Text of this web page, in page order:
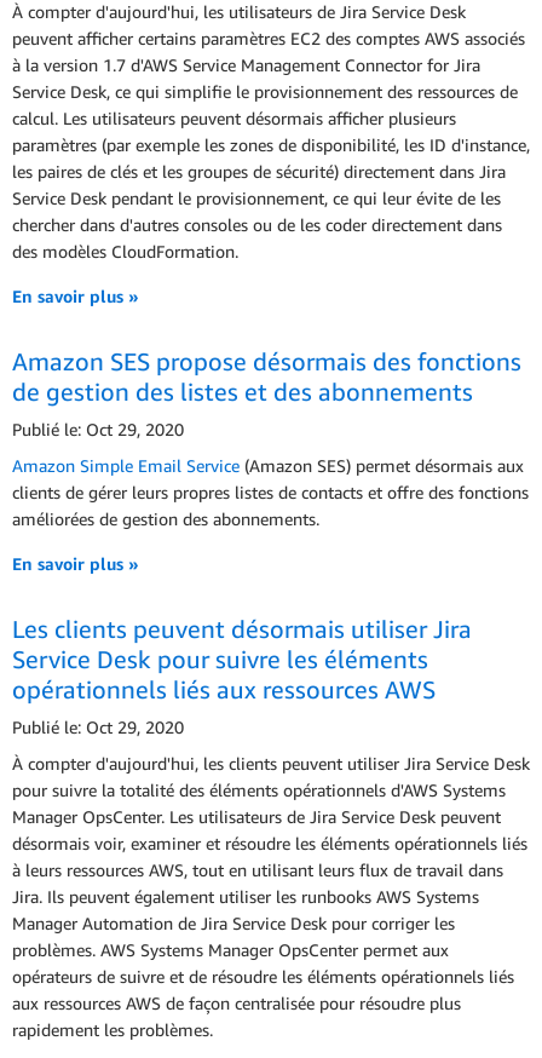
À compter d'aujourd'hui, les utilisateurs de Jira Service Desk
peuvent afficher certains paramètres EC2 des comptes AWS associés
à la version 1.7 d'AWS Service Management Connector for Jira
Service Desk, ce qui simplifie le provisionnement des ressources de
calcul. Les utilisateurs peuvent désormais afficher plusieurs
paramètres (par exemple les zones de disponibilité, les ID d'instance,
les paires de clés et les groupes de sécurité) directement dans Jira
Service Desk pendant le provisionnement, ce qui leur évite de les
chercher dans d'autres consoles ou de les coder directement dans
des modèles CloudFormation.
En savoir plus »
Amazon SES propose désormais des fonctions
de gestion des listes et des abonnements
Publié le: Oct 29, 2020
Amazon Simple Email Service (Amazon SES) permet désormais aux
clients de gérer leurs propres listes de contacts et offre des fonctions
améliorées de gestion des abonnements.
En savoir plus »
Les clients peuvent désormais utiliser Jira
Service Desk pour suivre les éléments
opérationnels liés aux ressources AWS
Publié le: Oct 29, 2020
À compter d'aujourd'hui, les clients peuvent utiliser Jira Service Desk
pour suivre la totalité des éléments opérationnels d'AWS Systems
Manager OpsCenter. Les utilisateurs de Jira Service Desk peuvent
désormais voir, examiner et résoudre les éléments opérationnels liés
à leurs ressources AWS, tout en utilisant leurs flux de travail dans
Jira. Ils peuvent également utiliser les runbooks AWS Systems
Manager Automation de Jira Service Desk pour corriger les
problèmes. AWS Systems Manager OpsCenter permet aux
opérateurs de suivre et de résoudre les éléments opérationnels liés
aux ressources AWS de façon centralisée pour résoudre plus
rapidement les problèmes.